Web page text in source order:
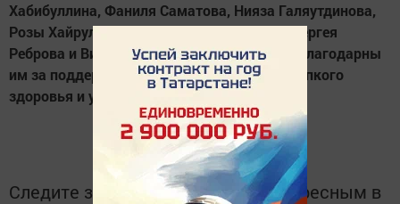
Хабибуллина, Фаниля Саматова, Нияза Галяутдинова,
Розы Хайруллиной, Александра Карпова, Сергея
Реброва и Виктора Калмыкова. Мы очень благодарны
им за поддержку редакции, желаем им крепкого
здоровья и успехов в бизнесе.
Следите за самым важным и интересным в